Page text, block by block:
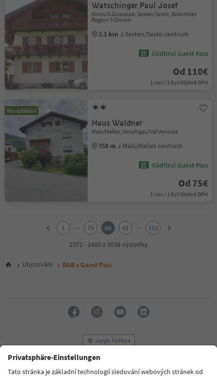
Watschinger Paul Josef
Moos/S.Giuseppe, Sexten/Sesto, Dolomites
Region 3 Zinnen
2.1 km z Sexten/Sesto centrum
Südtirol Guest Pass
Od 110€
1 noc / 1 byt Včetně DPH
Na vyžádání
Haus Waldner
Mals/Malles, Vinschgau/Val Venosta
758 m z Mals/Malles centrum
Südtirol Guest Pass
Od 75€
1 noc / 1 byt Včetně DPH
6
16
17
1 ... 79 80 81 ...
102
2371 - 2400 z 3038 výsledky
Ubytování B&B s Guest Pass
Jazyk: Čeština
FAQ Kontaktujte nás Tisk MICE